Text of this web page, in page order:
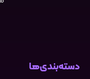
دسته‌بندی‌ها